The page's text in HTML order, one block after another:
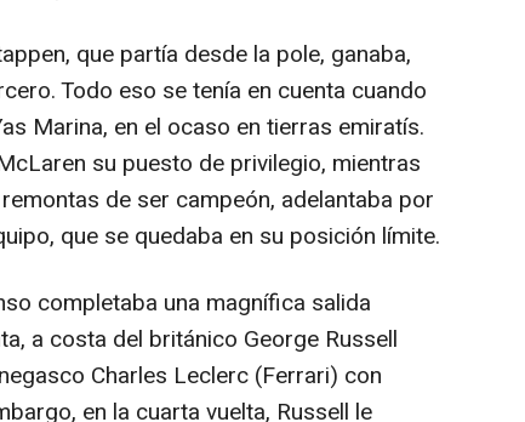
que partía desde la pole, ganaba,
Todo eso se tenía en cuenta cuando
Marina, en el ocaso en tierras emiratís.
su puesto de privilegio, mientras
de ser campeón, adelantaba por
que se quedaba en su posición límite.
completaba una magnífica salida
a costa del británico George Russell
Charles Leclerc (Ferrari) con
en la cuarta vuelta, Russell le